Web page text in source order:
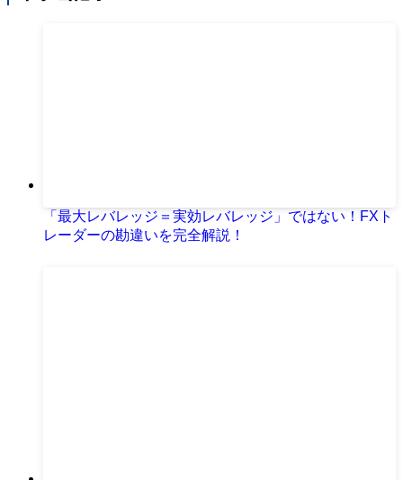
「最大レバレッジ＝実効レバレッジ」ではない！FXト
レーダーの勘違いを完全解説！